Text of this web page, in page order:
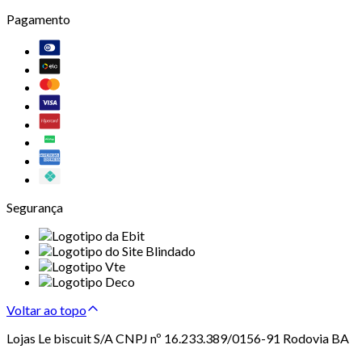
Pagamento
Segurança
Voltar ao topo
Lojas Le biscuit S/A CNPJ nº 16.233.389/0156-91 Rodovia BA